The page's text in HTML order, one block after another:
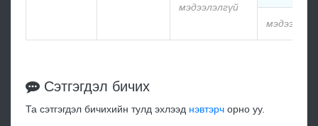
мэдээлэлгүй
Сэтгэгдэл бичих
Та сэтгэгдэл бичихийн тулд эхлээд нэвтэрч орно уу.